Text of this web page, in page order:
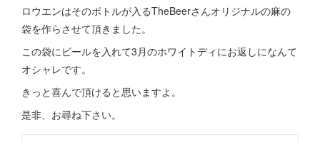
ロウエンはそのボトルが入るTheBeerさんオリジナルの麻の
袋を作らさせて頂きました。
この袋にビールを入れて3月のホワイトディにお返しになんて
オシャレです。
きっと喜んで頂けると思いますよ。
是非、お尋ね下さい。